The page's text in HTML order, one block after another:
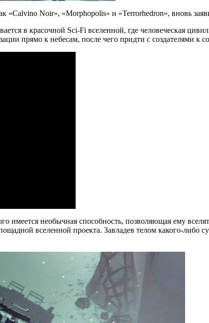
«Calvino Noir», «Morphopolis» и «Terrorhedron», вновь
в красочной Sci-Fi вселенной, где человеческая
прямо к небесам, после чего придти с создателями к
имеется необычная способность, позволяющая ему
вселенной проекта. Завладев телом какого-